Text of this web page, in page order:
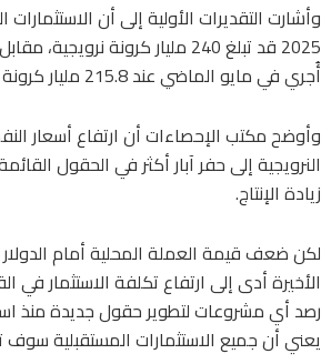
وأشارت التقديرات الأولية إلى أن
2025 قد تبلغ 240 مليار كرونة
أُجري في مايو الماضي عند 215.8 مليار كرونة نرويجية.
وأوضح مكتب الإحصاءات أن ارتفاع أسعار
النرويجية إلى حفر آبار أكثر في الحقول
زيادة الإنتاج.
لكن ضعف قيمة العملة المحلية أمام الدولار
الأخيرة أدى إلى ارتفاع تكلفة الاستثمار في
رصد أي مشروعات لتطوير حقول جديدة منذ
يعني أن جميع الاستثمارات المستقبلية